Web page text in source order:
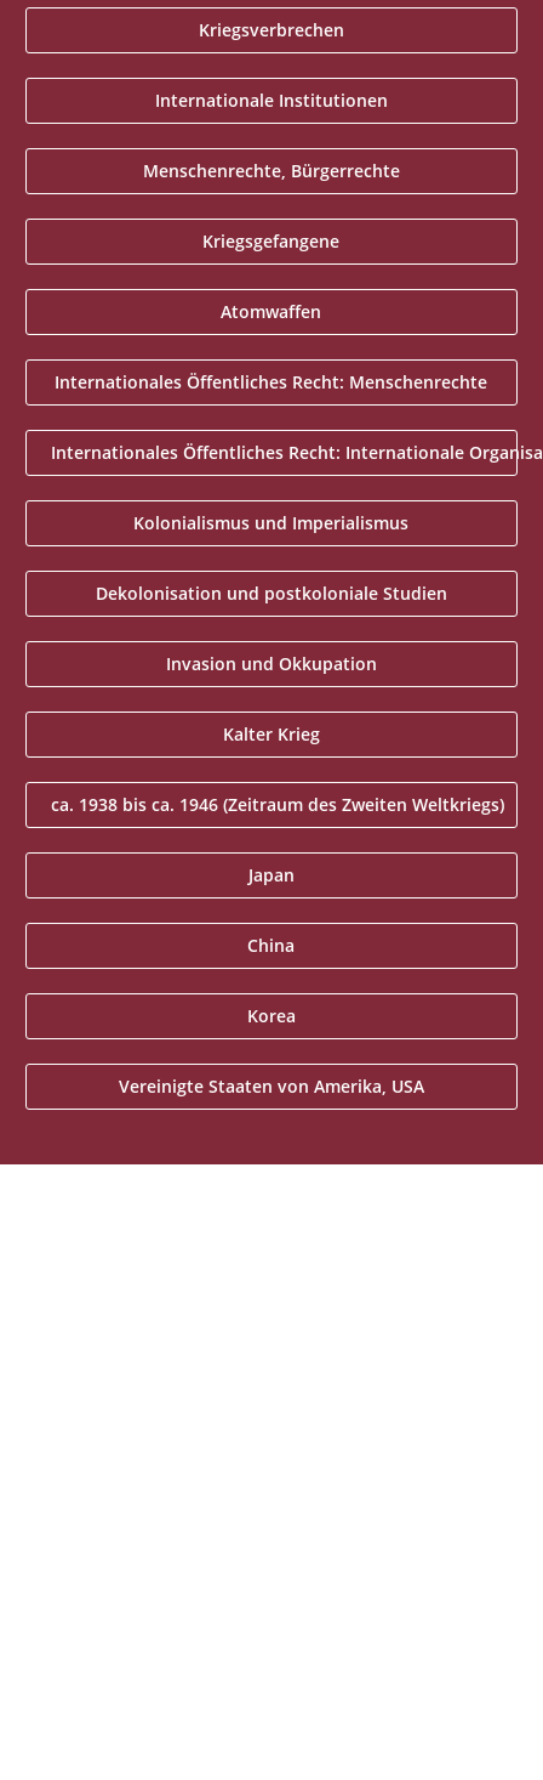
Kriegsverbrechen
Internationale Institutionen
Menschenrechte, Bürgerrechte
Kriegsgefangene
Atomwaffen
Internationales Öffentliches Recht: Menschenrechte
Internationales Öffentliches Recht: Internationale
Kolonialismus und Imperialismus
Dekolonisation und postkoloniale Studien
Invasion und Okkupation
Kalter Krieg
ca. 1938 bis ca. 1946 (Zeitraum des Zweiten Weltkriegs)
Japan
China
Korea
Vereinigte Staaten von Amerika, USA